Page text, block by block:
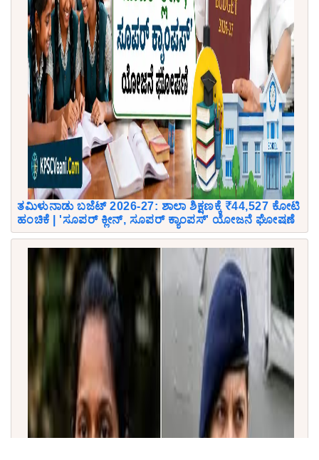
ತಮಿಳುನಾಡು ಬಜೆಟ್ 2026-27: ಶಾಲಾ ಶಿಕ್ಷಣಕ್ಕೆ ₹44,527 ಕೋಟಿ
ಹಂಚಿಕೆ | 'ಸೂಪರ್ ಕ್ಲೀನ್, ಸೂಪರ್ ಕ್ಯಾಂಪಸ್' ಯೋಜನೆ ಘೋಷಣೆ